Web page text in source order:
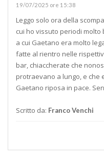
19/07/2025 ore 15:38
Leggo solo ora della
cui ho vissuto periodi molto
a cui Gaetano era molto
fatte al rientro nelle
bar, chiaccherate che
protraevano a lungo, e che
Gaetano riposa in pace.
Scritto da: Franco Venchi